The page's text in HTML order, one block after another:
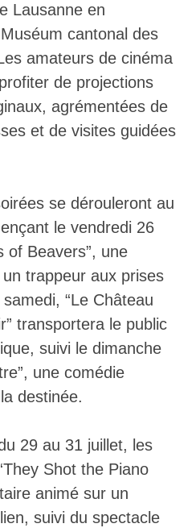
Lausanne en
cantonal des
amateurs de cinéma
de projections
agrémentées de
et de visites guidées
se dérouleront au
le vendredi 26
of Beavers”, une
trappeur aux prises
“Le Château
transportera le public
suivi le dimanche
une comédie
destinée.
29 au 31 juillet, les
Shot the Piano
animé sur un
suivi du spectacle